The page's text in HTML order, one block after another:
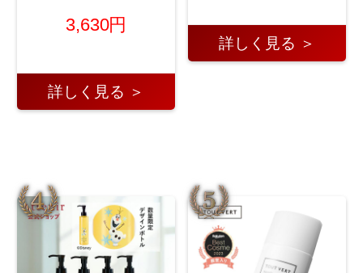
3,630円
詳しく見る ＞
詳しく見る ＞